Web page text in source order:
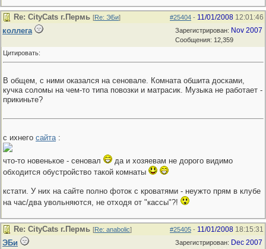
#25404 - 11/01/2008 12:01:46
Re: CityCats г.Пермь [Re: ЭБи]
Зарегистрирован: Nov 2007
Сообщения: 12,359
коллега
Цитировать:
В общем, с ними оказался на сеновале. Комната обшита досками,
кучка соломы на чем-то типа повозки и матрасик. Музыка не работает -
прикиньте?
с ихнего сайта :
что-то новенькое - сеновал
да и хозяевам не дорого видимо
обходится обустройство такой комнаты
кстати. У них на сайте полно фоток с кроватями - неужто прям в клубе
на час/два увольняются, не отходя от "кассы"?!
#25405 - 11/01/2008 18:15:31
Re: CityCats г.Пермь [Re: anabolic]
Зарегистрирован: Dec 2007
ЭБи